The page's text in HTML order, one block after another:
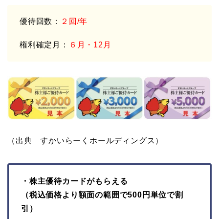
優待回数： ２回/年
権利確定月： ６月・12月
（出典 すかいらーくホールディングス）
・株主優待カードがもらえる
（税込価格より額面の範囲で500円単位で割
引）